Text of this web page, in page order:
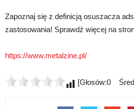
Zapoznaj się z definicją osuszacza
zastosowania! Sprawdź więcej na
https://www.metalzine.pl/
[Głosów:0